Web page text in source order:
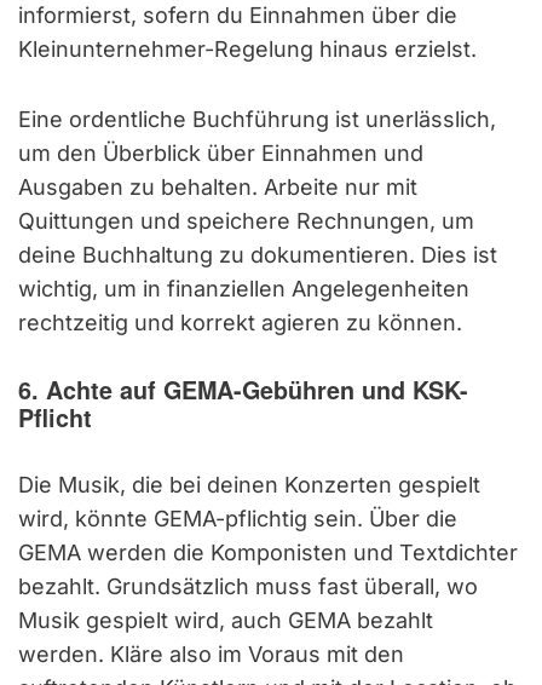
informierst, sofern du Einnahmen über die
Kleinunternehmer-Regelung hinaus erzielst.
Eine ordentliche Buchführung ist unerlässlich,
um den Überblick über Einnahmen und
Ausgaben zu behalten. Arbeite nur mit
Quittungen und speichere Rechnungen, um
deine Buchhaltung zu dokumentieren. Dies ist
wichtig, um in finanziellen Angelegenheiten
rechtzeitig und korrekt agieren zu können.
6. Achte auf GEMA-Gebühren und KSK-
Pflicht
Die Musik, die bei deinen Konzerten gespielt
wird, könnte GEMA-pflichtig sein. Über die
GEMA werden die Komponisten und Textdichter
bezahlt. Grundsätzlich muss fast überall, wo
Musik gespielt wird, auch GEMA bezahlt
werden. Kläre also im Voraus mit den